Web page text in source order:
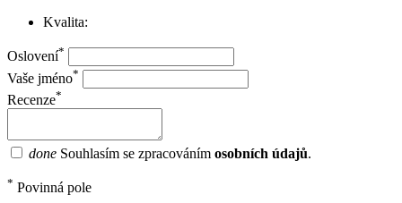
Kvalita:
Oslovení*
Vaše jméno*
Recenze*
done Souhlasím se zpracováním osobních údajů.
* Povinná pole